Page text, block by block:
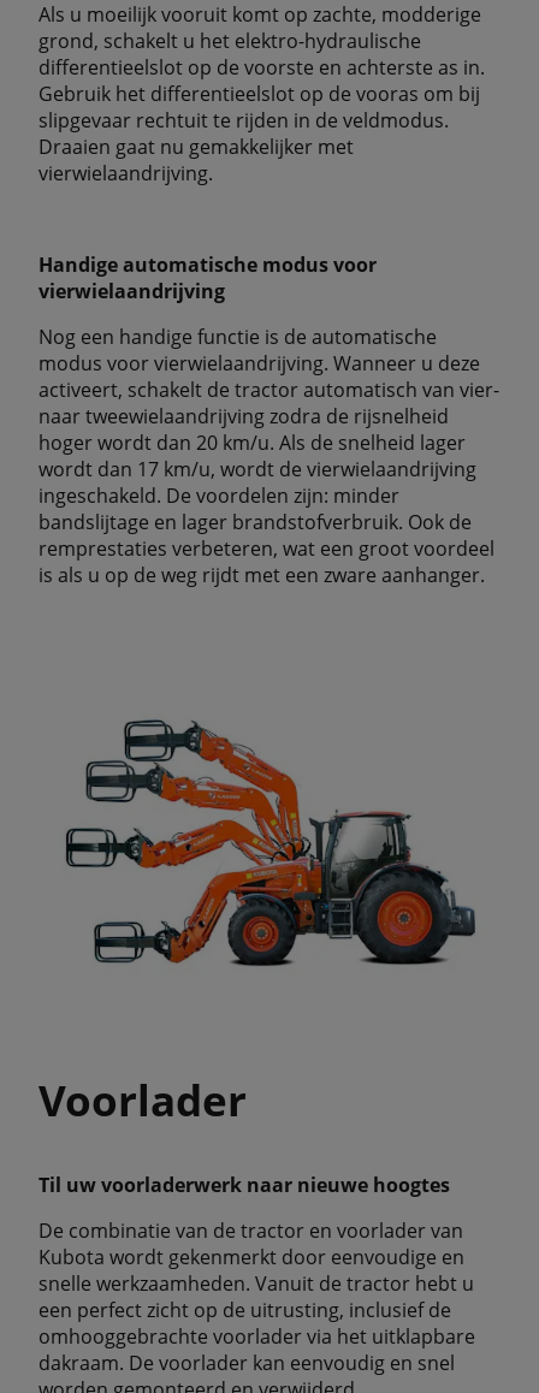
Als u moeilijk vooruit komt op zachte, modderige
grond, schakelt u het elektro-hydraulische
differentieelslot op de voorste en achterste as in.
Gebruik het differentieelslot op de vooras om bij
slipgevaar rechtuit te rijden in de veldmodus.
Draaien gaat nu gemakkelijker met
vierwielaandrijving.
Handige automatische modus voor
vierwielaandrijving
Nog een handige functie is de automatische
modus voor vierwielaandrijving. Wanneer u deze
activeert, schakelt de tractor automatisch van vier-
naar tweewielaandrijving zodra de rijsnelheid
hoger wordt dan 20 km/u. Als de snelheid lager
wordt dan 17 km/u, wordt de vierwielaandrijving
ingeschakeld. De voordelen zijn: minder
bandslijtage en lager brandstofverbruik. Ook de
remprestaties verbeteren, wat een groot voordeel
is als u op de weg rijdt met een zware aanhanger.
Voorlader
Til uw voorladerwerk naar nieuwe hoogtes
De combinatie van de tractor en voorlader van
Kubota wordt gekenmerkt door eenvoudige en
snelle werkzaamheden. Vanuit de tractor hebt u
een perfect zicht op de uitrusting, inclusief de
omhooggebrachte voorlader via het uitklapbare
dakraam. De voorlader kan eenvoudig en snel